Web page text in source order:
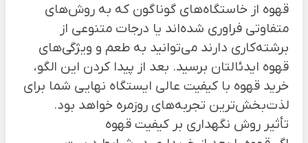
قهوه از خاستگاه‌های گوناگون که به روش‌های
متفاوتی فراوری شده‌اند یا درجات متنوعی از
برشته‌کاری دارند می‌توانید به طعم و ویژگی‌های
قهوه ایدئالتان برسید. بعد از پیدا کردن این الگو،
خرید قهوه با کیفیت عالی ایستگاه نهایی شما برای
لذت‌بخش‌ترین تجربه‌های روزمره خواهد بود.
تأثیر روش نگهداری بر کیفیت قهوه